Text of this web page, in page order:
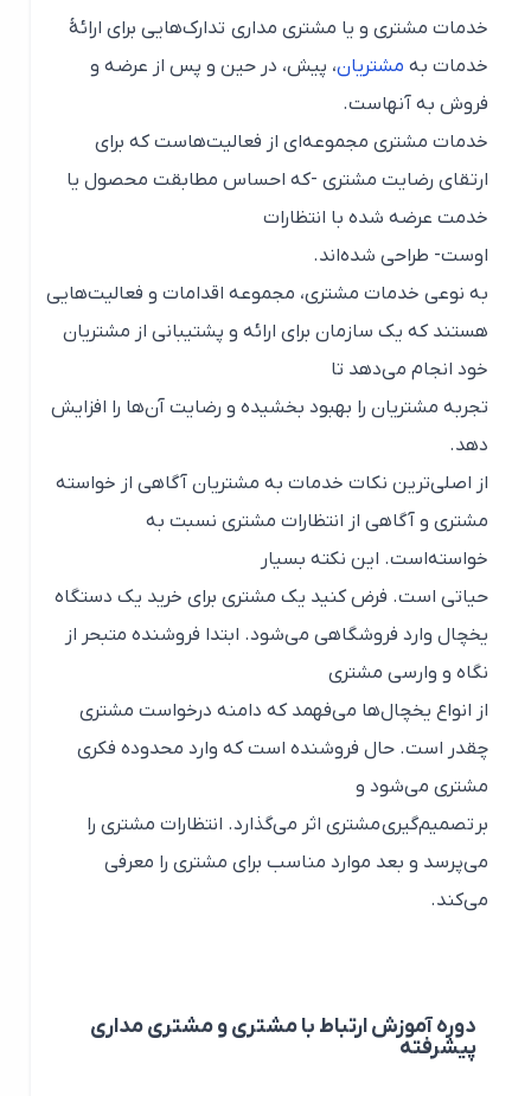
خدمات مشتری و یا مشتری مداری تدارک‌هایی برای ارائهٔ
خدمات بهمشتریان، پیش، در حین و پس از عرضه و
فروش به آنهاست.
خدمات مشتری مجموعه‌ای از فعالیت‌هاست که برای
ارتقای رضایت مشتری -که احساس مطابقت محصول یا
خدمت عرضه شده با انتظارات
اوست- طراحی شده‌اند.
به نوعی خدمات مشتری، مجموعه اقدامات و فعالیت‌هایی
هستند که یک سازمان برای ارائه و پشتیبانی از مشتریان
خود انجام می‌دهد تا
تجربه مشتریان را بهبود بخشیده و رضایت آن‌ها را افزایش
دهد.
از اصلی‌ترین نکات خدمات به مشتریان آگاهی از خواسته
مشتری و آگاهی از انتظارات مشتری نسبت به
خواسته‌است. این نکته بسیار
حیاتی است. فرض کنید یک مشتری برای خرید یک دستگاه
یخچال وارد فروشگاهی می‌شود. ابتدا فروشنده متبحر از
نگاه و وارسی مشتری
از انواع یخچال‌ها می‌فهمد که دامنه درخواست مشتری
چقدر است. حال فروشنده است که وارد محدوده فکری
مشتری می‌شود و
بر تصمیم‌گیری مشتری اثر می‌گذارد. انتظارات مشتری را
می‌پرسد و بعد موارد مناسب برای مشتری را معرفی
می‌کند.
دوره آموزش ارتباط با مشتری و مشتری مداری
پیشرفته